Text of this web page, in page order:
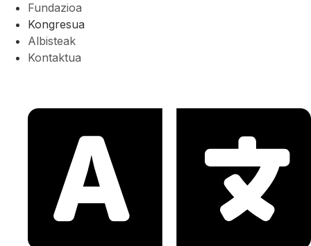
Fundazioa
Kongresua
Albisteak
Kontaktua